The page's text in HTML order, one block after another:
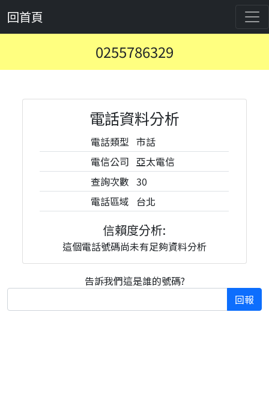
回首頁
0255786329
電話資料分析
電話類型 市話
電信公司 亞太電信
查詢次數 30
電話區域 台北
信賴度分析:
這個電話號碼尚未有足夠資料分析
告訴我們這是誰的號碼?
回報